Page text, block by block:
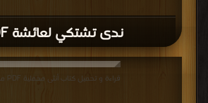
ندى تشتكي لعائشة PDF
قراءة و تحميل كتاب أنثى مخملية PDF مجانا